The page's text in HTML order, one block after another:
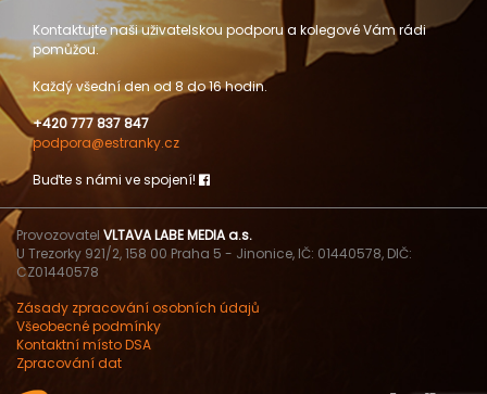
Kontaktujte naši uživatelskou podporu a kolegové Vám rádi
pomůžou.
Každý všední den od 8 do 16 hodin.
+420 777 837 847
podpora@estranky.cz
Buďte s námi ve spojení!
Provozovatel VLTAVA LABE MEDIA a.s.
U Trezorky 921/2, 158 00 Praha 5 - Jinonice, IČ: 01440578, DIČ:
CZ01440578
Zásady zpracování osobních údajů
Všeobecné podmínky
Kontaktní místo DSA
Zpracování dat